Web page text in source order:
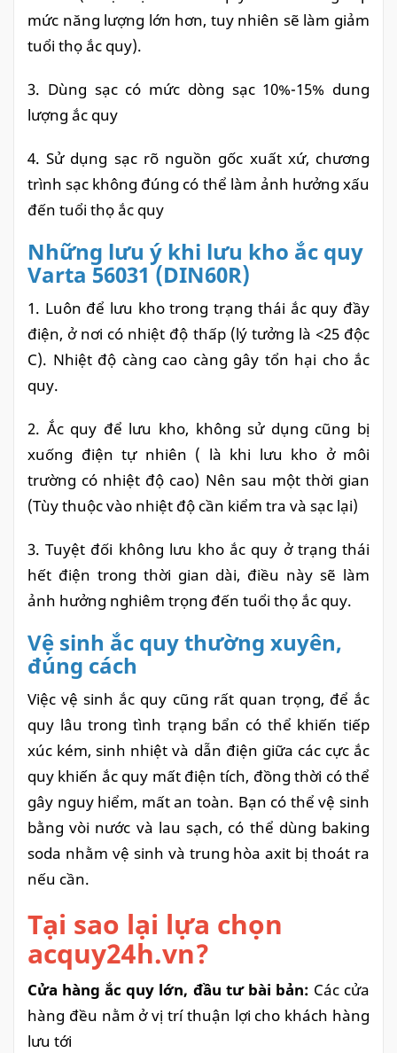
mức năng lượng lớn hơn, tuy nhiên sẽ làm giảm
tuổi thọ ắc quy).
3. Dùng sạc có mức dòng sạc 10%-15% dung
lượng ắc quy
4. Sử dụng sạc rõ nguồn gốc xuất xứ, chương
trình sạc không đúng có thể làm ảnh hưởng xấu
đến tuổi thọ ắc quy
Những lưu ý khi lưu kho ắc quy
Varta 56031 (DIN60R)
1. Luôn để lưu kho trong trạng thái ắc quy đầy
điện, ở nơi có nhiệt độ thấp (lý tưởng là <25 độc
C). Nhiệt độ càng cao càng gây tổn hại cho ắc
quy.
2. Ắc quy để lưu kho, không sử dụng cũng bị
xuống điện tự nhiên ( là khi lưu kho ở môi
trường có nhiệt độ cao) Nên sau một thời gian
(Tùy thuộc vào nhiệt độ cần kiểm tra và sạc lại)
3. Tuyệt đối không lưu kho ắc quy ở trạng thái
hết điện trong thời gian dài, điều này sẽ làm
ảnh hưởng nghiêm trọng đến tuổi thọ ắc quy.
Vệ sinh ắc quy thường xuyên,
đúng cách
Việc vệ sinh ắc quy cũng rất quan trọng, để ắc
quy lâu trong tình trạng bẩn có thể khiến tiếp
xúc kém, sinh nhiệt và dẫn điện giữa các cực ắc
quy khiến ắc quy mất điện tích, đồng thời có thể
gây nguy hiểm, mất an toàn. Bạn có thể vệ sinh
bằng vòi nước và lau sạch, có thể dùng baking
soda nhằm vệ sinh và trung hòa axit bị thoát ra
nếu cần.
Tại sao lại lựa chọn
acquy24h.vn?
Cửa hàng ắc quy lớn, đầu tư bài bản: Các cửa
hàng đều nằm ở vị trí thuận lợi cho khách hàng
lưu tới